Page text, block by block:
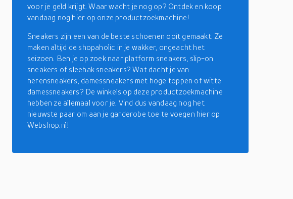
voor je geld krijgt. Waar wacht je nog op? Ontdek en koop
vandaag nog hier op onze productzoekmachine!
Sneakers zijn een van de beste schoenen ooit gemaakt. Ze
maken altijd de shopaholic in je wakker, ongeacht het
seizoen. Ben je op zoek naar platform sneakers, slip-on
sneakers of sleehak sneakers? Wat dacht je van
herensneakers, damessneakers met hoge toppen of witte
damessneakers? De winkels op deze productzoekmachine
hebben ze allemaal voor je. Vind dus vandaag nog het
nieuwste paar om aan je garderobe toe te voegen hier op
Webshop.nl!